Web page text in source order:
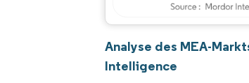
Analyse des MEA-
Intelligence